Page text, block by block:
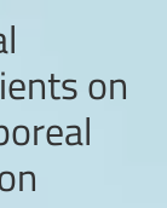
on